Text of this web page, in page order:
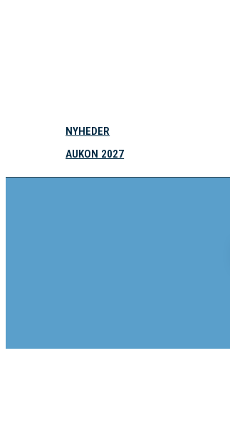
NYHEDER
AUKON 2027